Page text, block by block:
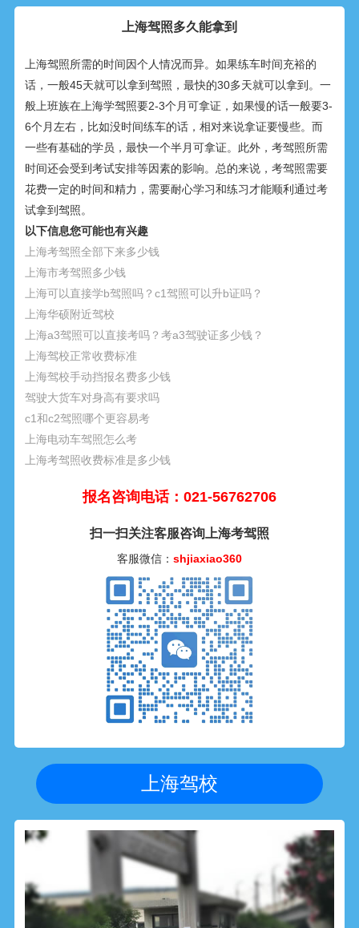
上海驾照多久能拿到
上海驾照所需的时间因个人情况而异。如果练车时间充裕的
话，一般45天就可以拿到驾照，最快的30多天就可以拿到。一
般上班族在上海学驾照要2-3个月可拿证，如果慢的话一般要3-
6个月左右，比如没时间练车的话，相对来说拿证要慢些。而
一些有基础的学员，最快一个半月可拿证。此外，考驾照所需
时间还会受到考试安排等因素的影响。总的来说，考驾照需要
花费一定的时间和精力，需要耐心学习和练习才能顺利通过考
试拿到驾照。
以下信息您可能也有兴趣
上海考驾照全部下来多少钱
上海市考驾照多少钱
上海可以直接学b驾照吗？c1驾照可以升b证吗？
上海华硕附近驾校
上海a3驾照可以直接考吗？考a3驾驶证多少钱？
上海驾校正常收费标准
上海驾校手动挡报名费多少钱
驾驶大货车对身高有要求吗
c1和c2驾照哪个更容易考
上海电动车驾照怎么考
上海考驾照收费标准是多少钱
报名咨询电话：021-56762706
扫一扫关注客服咨询上海考驾照
客服微信： shjiaxiao360
上海驾校